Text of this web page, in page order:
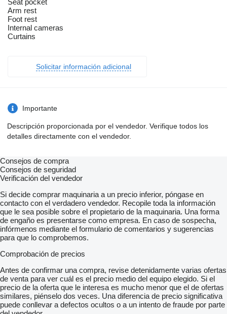
Seat pocket
Arm rest
Foot rest
Internal cameras
Curtains
Solicitar información adicional
Importante
Descripción proporcionada por el vendedor. Verifique todos los
detalles directamente con el vendedor.
Consejos de compra
Consejos de seguridad
Verificación del vendedor
Si decide comprar maquinaria a un precio inferior, póngase en
contacto con el verdadero vendedor. Recopile toda la información
que le sea posible sobre el propietario de la maquinaria. Una forma
de engaño es presentarse como empresa. En caso de sospecha,
infórmenos mediante el formulario de comentarios y sugerencias
para que lo comprobemos.
Comprobación de precios
Antes de confirmar una compra, revise detenidamente varias ofertas
de venta para ver cuál es el precio medio del equipo elegido. Si el
precio de la oferta que le interesa es mucho menor que el de ofertas
similares, piénselo dos veces. Una diferencia de precio significativa
puede conllevar a defectos ocultos o a un intento de fraude por parte